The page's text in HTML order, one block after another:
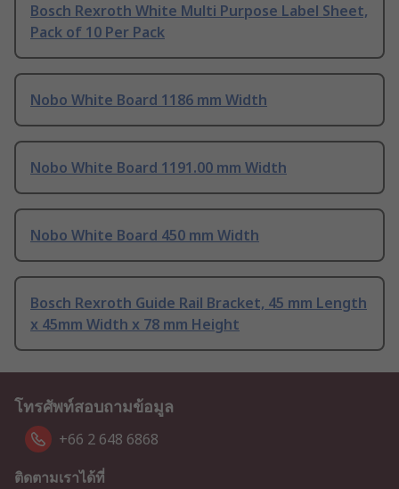
Bosch Rexroth White Multi Purpose Label Sheet,
Pack of 10 Per Pack
Nobo White Board 1186 mm Width
Nobo White Board 1191.00 mm Width
Nobo White Board 450 mm Width
Bosch Rexroth Guide Rail Bracket, 45 mm Length
x 45mm Width x 78 mm Height
โทรศัพท์สอบถามข้อมูล
+66 2 648 6868
ติดตามเราได้ที่